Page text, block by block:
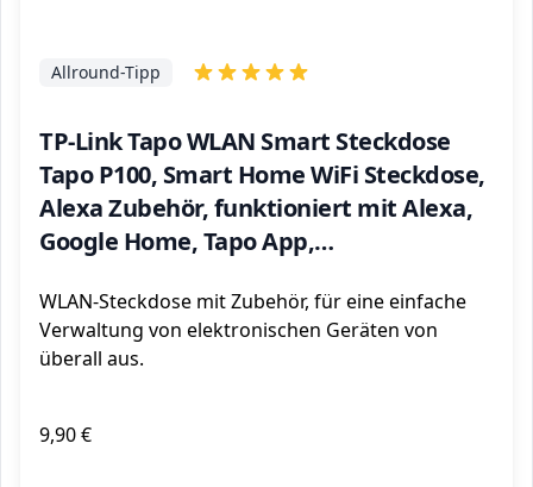
TP-Link Tapo WLAN Smart Steckdose
Tapo P100, Smart Home WiFi Steckdose,
Alexa Zubehör, funktioniert mit Alexa,
Google Home, Tapo App,
notwendig, Mini
Allround-Tipp
WLAN-Steckdose mit Zubehör, für eine einfache
Verwaltung von elektronischen Geräten von
überall aus.
9,90 €